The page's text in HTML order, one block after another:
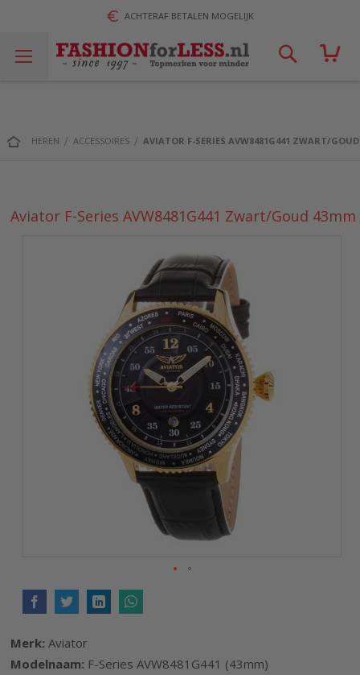
ACHTERAF BETALEN MOGELIJK
HEREN ACCESSOIRES AVIATOR F-SERIES AVW8481G441 ZWART/
Aviator F-Series AVW8481G441 Zwart/Goud 43mm
afbeeldingen-
Ga
naar
Merk: Aviator
Modelnaam: F-Series AVW8481G441 (43mm)